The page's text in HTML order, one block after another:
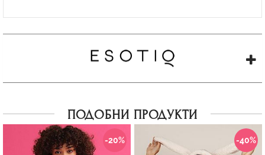
ПОДОБНИ ПРОДУКТИ
-20% -40%